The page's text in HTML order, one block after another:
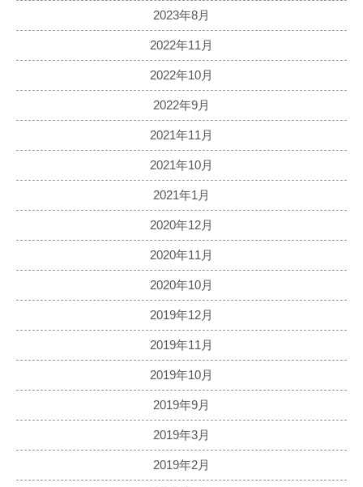
2023年8月
2022年11月
2022年10月
2022年9月
2021年11月
2021年10月
2021年1月
2020年12月
2020年11月
2020年10月
2019年12月
2019年11月
2019年10月
2019年9月
2019年3月
2019年2月